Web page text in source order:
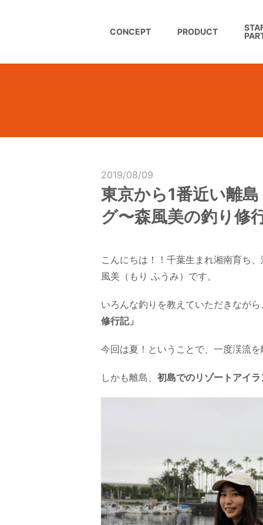
CONCEPT PRODUCT
2019/08/09
東京から1番近い離
グ〜森風美の釣り修
こんにちは！！千葉生まれ湘南育ち
風美（もり ふうみ）です。
いろんな釣りを教えていただきなが
修行記」
今回は夏！ということで、一度渓流
しかも離島、 初島でのリゾートアイ